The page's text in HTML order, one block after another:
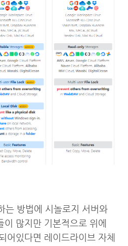
는 방법에 시놀로지 서버와
많지만 기본적으로 위에
어있다면 레이드라이브 자체